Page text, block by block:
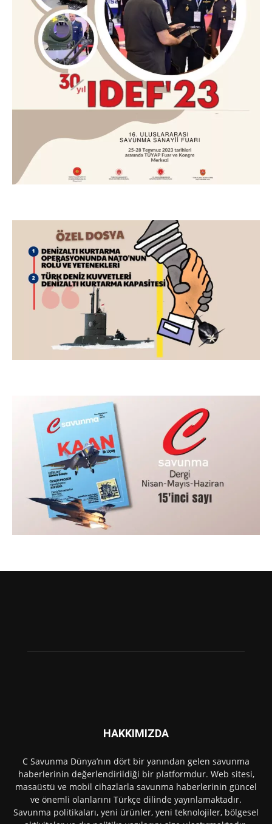
HAKKIMIZDA
C Savunma Dünya’nın dört bir yanından gelen savunma
haberlerinin değerlendirildiği bir platformdur. Web sitesi,
masaüstü ve mobil cihazlarla savunma haberlerinin güncel
ve önemli olanlarını Türkçe dilinde yayınlamaktadır.
Savunma politikaları, yeni ürünler, yeni teknolojiler, bölgesel